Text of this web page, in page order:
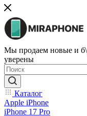
Мы продаем новые и
уверены
Каталог
Apple iPhone
iPhone 17 Pro